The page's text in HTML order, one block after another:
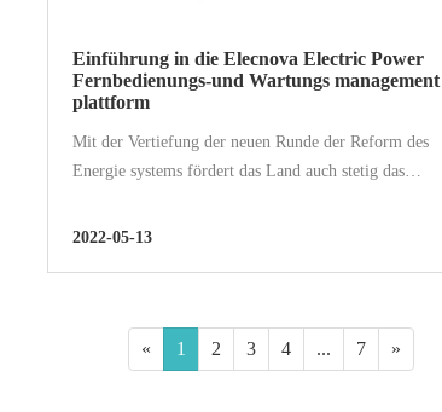
Einführung in die Elecnova Electric Power
Fernbedienungs-und Wartungs management
plattform
Mit der Vertiefung der neuen Runde der Reform des
Energie systems fördert das Land auch stetig das
Grundlage des Nachfrage managements in den...
2022-05-13
« 1 2 3 4 ... 7 »